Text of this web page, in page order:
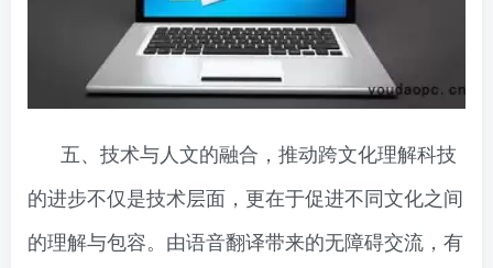
五、技术与人文的融合，推动跨文化理解科技
的进步不仅是技术层面，更在于促进不同文化之间
的理解与包容。由语音翻译带来的无障碍交流，有